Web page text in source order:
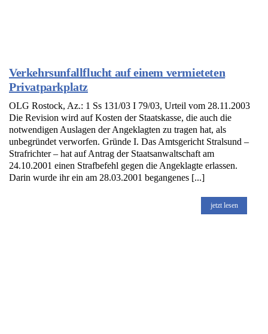
Verkehrsunfallflucht auf einem vermieteten
Privatparkplatz
OLG Rostock, Az.: 1 Ss 131/03 I 79/03, Urteil vom 28.11.2003
Die Revision wird auf Kosten der Staatskasse, die auch die
notwendigen Auslagen der Angeklagten zu tragen hat, als
unbegründet verworfen. Gründe I. Das Amtsgericht Stralsund –
Strafrichter – hat auf Antrag der Staatsanwaltschaft am
24.10.2001 einen Strafbefehl gegen die Angeklagte erlassen.
Darin wurde ihr ein am 28.03.2001 begangenes [...]
jetzt lesen